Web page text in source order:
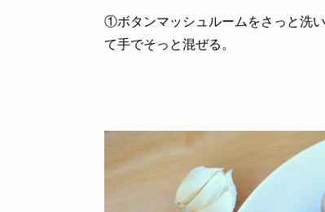
①ボタンマッシュルームをさっと洗
て手でそっと混ぜる。